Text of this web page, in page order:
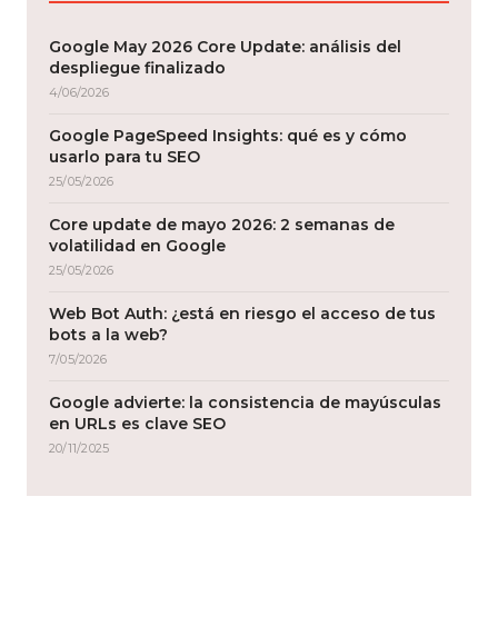
Google May 2026 Core Update: análisis del
despliegue finalizado
4/06/2026
Google PageSpeed Insights: qué es y cómo
usarlo para tu SEO
25/05/2026
Core update de mayo 2026: 2 semanas de
volatilidad en Google
25/05/2026
Web Bot Auth: ¿está en riesgo el acceso de tus
bots a la web?
7/05/2026
Google advierte: la consistencia de mayúsculas
en URLs es clave SEO
20/11/2025